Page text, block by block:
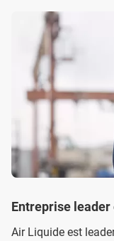
Entreprise leader
Air Liquide est